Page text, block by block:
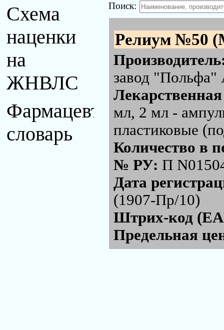
Схема
наценки
на
ЖНВЛС
Фармацевтический
словарь
Поиск:
Релиум №50
завод
мл, 2 мл -
пластиковые
Количество в
№ РУ: П
Дата
(1907-Пр/10)
Штрих-код
Предельная